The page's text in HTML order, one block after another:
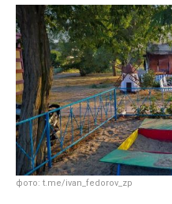
фото: t.me/ivan_fedorov_zp